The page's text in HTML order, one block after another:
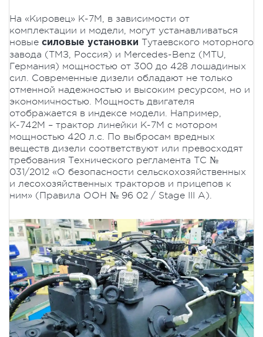
На «Кировец» К-7М, в зависимости от
комплектации и модели, могут устанавливаться
новые силовые установки Тутаевского моторного
завода (ТМЗ, Россия) и Mercedes-Benz (MTU,
Германия) мощностью от 300 до 428 лошадиных
сил. Современные дизели обладают не только
отменной надежностью и высоким ресурсом, но и
экономичностью. Мощность двигателя
отображается в индексе модели. Например,
К-742М – трактор линейки К-7М с мотором
мощностью 420 л.с. По выбросам вредных
веществ дизели соответствуют или превосходят
требования Технического регламента ТС №
031/2012 «О безопасности сельскохозяйственных
и лесохозяйственных тракторов и прицепов к
ним» (Правила ООН № 96 02 / Stage III А).